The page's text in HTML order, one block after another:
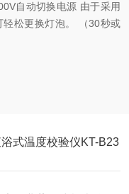
自动切换电源 由于采用
松更换灯泡。 （30秒或
式温度校验仪KT-B23